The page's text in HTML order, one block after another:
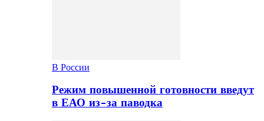
В России
Режим повышенной готовности введут
в ЕАО из-за паводка